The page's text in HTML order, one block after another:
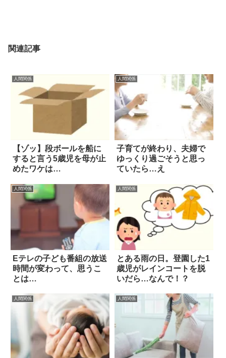
関連記事
人間関係
【ゾッ】段ボールを船に
すると言う5歳児を母が止
めたワケは…
人間関係
子育てが終わり、夫婦で
ゆっくり過ごそうと思っ
ていたら…え
人間関係
Eテレの子ども番組の放送
時間が変わって、思うこ
とは…
人間関係
とある雨の日。登園した1
歳児がレインコートを脱
いだら…なんで！？
人間関係 人間関係